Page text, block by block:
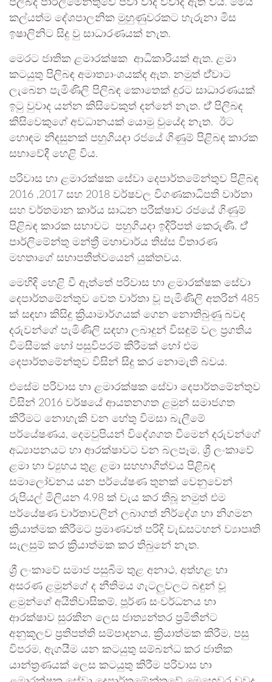
පිලිබද පාර්ලිමේන්තුවේ පවා වාද විවාද ඇති විය. මෙය
කල්යත්ම දේශපාලනික මුහුණුවරකට හැරුනා මිස
ඉෂාලිනිට සිදු වු සාධාරණයක් නැත.
මෙරට ජාතික ළමාරක්ෂක ආධිකාරියක් ඇත. ළමා
කටයුතු පිලිබඳ අමාත්‍යාංශයක්ද ඇත. නමුත් ඒ්වාට
ලැබෙන පැමිණිලි පිලිබඳ කොතෙක් දුරට සාධාරණයක්
ඉටු වුවාද යන්න කිසිවෙකුත් දන්නේ නැත. ඒ් පිලිබඳ
කිසිවෙකුගේ අවධානයක් යොමු වුයේද නැත. ඊට
හොඳම නිදසුනක් පහුගියදා රජයේ ගිණුම් පිළිබඳ කාරක
සභාවේදී හෙළි විය.
පරිවාස හා ළමාරක්ෂක සේවා දෙපාර්තමේන්තුව පිළිබඳ
2016 ,2017 සහ 2018 වර්ෂවල විගණකාධිපති වාර්තා
සහ වර්තමාන කාර්ය සාධන පරීක්ෂාව රජයේ ගිණුම්
පිළිබඳ කාරක සභාවට පහුගියදා ඉදිරිපත් කෙරුණි. ඒ්
පාර්ලිමේන්තු මන්ත්‍රී මහාචාර්ය තිස්ස විතාරණ
මහතාගේ සභාපතීත්වයෙන් යුක්තවය.
මෙහිදි හෙළි වී ඇත්තේ පරිවාස හා ළමාරක්ෂක සේවා
දෙපාර්තමේන්තුව වෙත වාර්තා වූ පැමිණිලි අතරින් 485
ක් සඳහා කිසිදු ක්‍රියාමාර්ගයක් ගෙන නොතිබුණු බවද
දරුවන්ගේ පැමිණිලි සඳහා ලබාදුන් විසඳුම් වල ප්‍රගතිය
විමසීමක් හෝ පසුවිපරම් කිරීමක් හෝ එම
දෙපාර්තමේන්තුව විසින් සිදු කර නොමැති බවය.
එසේම පරිවාස හා ළමාරක්ෂක සේවා දෙපාර්තමේන්තුව
විසින් 2016 වර්ෂයේ ආයතනගත ළමුන් සමාජගත
කිරීමට නොහැකි වන හේතු විමසා බැලීමේ
පර්යේෂණය, දෙමවුපියන් විදේශගත වීමෙන් දරුවන්ගේ
අධ්‍යාපනයට හා ආරක්ෂාවට වන බලපෑම, ශ්‍රී ලංකාවේ
ළමා හා ව්‍යුහය තුළ ළමා සහභාගිත්වය පිළිබඳ
සමාලෝචනය යන පර්යේෂණ තුනක් වෙනුවෙන්
රුපියල් මිලියන 4.98 ක් වැය කර තිබූ නමුත් එම
පර්යේෂණ වාර්තාවලින් ලබාගත් නිර්දේශ හා නිගමන
ක්‍රියාත්මක කිරීමට ප්‍රමාණවත් පරිදි වැඩසටහන් ව්‍යාපෘති
සැලසුම් කර ක්‍රියාත්මක කර තිබුනේ නැත.
ශ්‍රී ලංකාවේ සමාජ පසුබිම තුළ අනාථ, අත්හළ හා
අසරණ ළමුන්ගේ ද නීතිමය ගැටලුවලට බඳුන් වූ
ළමුන්ගේ අයිතිවාසිකම්, පූර්ණ සංවර්ධනය හා
ආරක්ෂාව සුරකින ලෙස ජාත්‍යන්තර ප්‍රමිතීන්ට
අනුකූලව ප්‍රතිපත්ති සම්පාදනය, ක්‍රියාත්මක කිරීම, පසු
විපරම, ඇගයීම යන කටයුතු සම්බන්ධ කර ජාතික
යාන්ත්‍රණයක් ලෙස කටයුතු කිරීම පරිවාස හා